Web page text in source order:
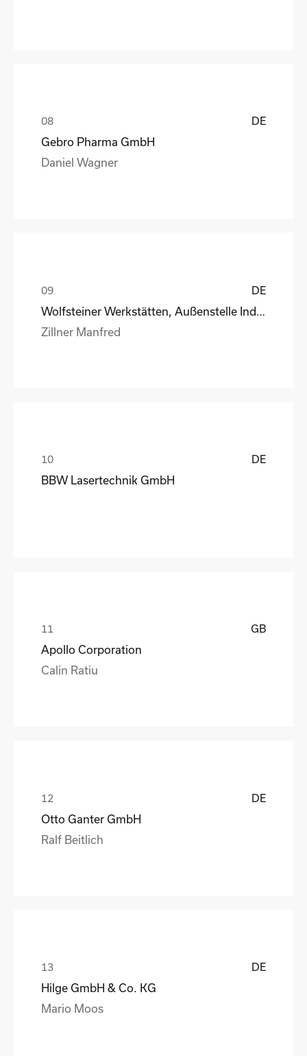
DE
Gebro Pharma GmbH
Daniel Wagner
DE
Zillner Manfred
DE
BBW Lasertechnik GmbH
GB
Apollo Corporation
Calin Ratiu
DE
Otto Ganter GmbH
Ralf Beitlich
DE
Hilge GmbH & Co. KG
Mario Moos